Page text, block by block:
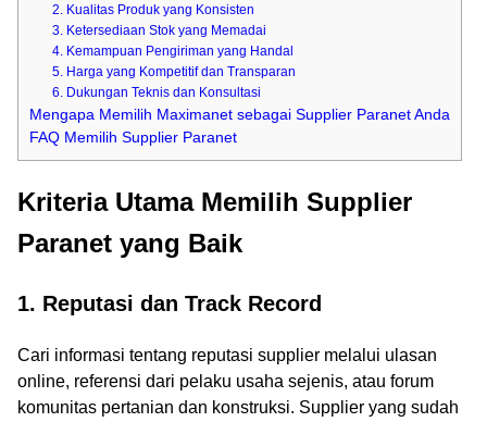
2. Kualitas Produk yang Konsisten
3. Ketersediaan Stok yang Memadai
4. Kemampuan Pengiriman yang Handal
5. Harga yang Kompetitif dan Transparan
6. Dukungan Teknis dan Konsultasi
Mengapa Memilih Maximanet sebagai Supplier Paranet Anda
FAQ Memilih Supplier Paranet
Kriteria Utama Memilih Supplier
Paranet yang Baik
1. Reputasi dan Track Record
Cari informasi tentang reputasi supplier melalui ulasan
online, referensi dari pelaku usaha sejenis, atau forum
komunitas pertanian dan konstruksi. Supplier yang sudah